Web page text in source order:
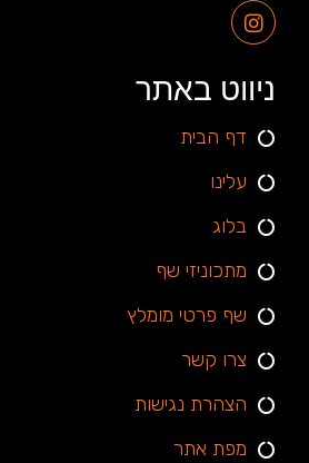
ניווט באתר
דף הבית
עלינו
בלוג
מתכוניזי שף
שף פרטי מומלץ
צרו קשר
הצהרת נגישות
מפת אתר